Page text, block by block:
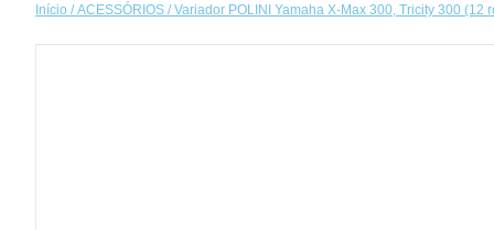
Início /ACESSÓRIOS / Variador POLINI Yamaha X-Max 300, Tricity 300 (12